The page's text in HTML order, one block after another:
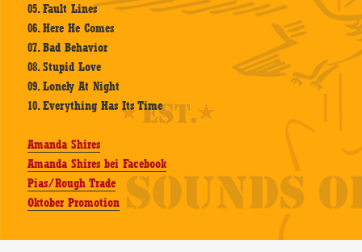
05. Fault Lines
06. Here He Comes
07. Bad Behavior
08. Stupid Love
09. Lonely At Night
10. Everything Has Its Time
Amanda Shires
Amanda Shires bei Facebook
Pias/Rough Trade
Oktober Promotion